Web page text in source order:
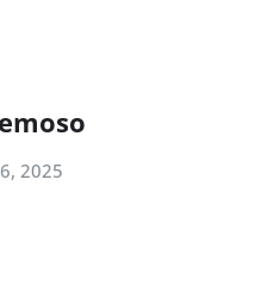
2025